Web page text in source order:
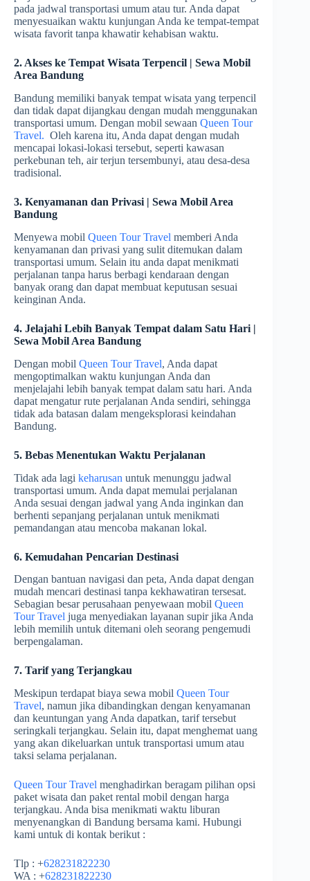
pada jadwal transportasi umum atau tur. Anda dapat
menyesuaikan waktu kunjungan Anda ke tempat-tempat
wisata favorit tanpa khawatir kehabisan waktu.
2. Akses ke Tempat Wisata Terpencil | Sewa Mobil
Area Bandung
Bandung memiliki banyak tempat wisata yang terpencil
dan tidak dapat dijangkau dengan mudah menggunakan
transportasi umum. Dengan mobil sewaan Queen Tour
Travel. Oleh karena itu, Anda dapat dengan mudah
mencapai lokasi-lokasi tersebut, seperti kawasan
perkebunan teh, air terjun tersembunyi, atau desa-desa
tradisional.
3. Kenyamanan dan Privasi | Sewa Mobil Area
Bandung
Menyewa mobil Queen Tour Travel memberi Anda
kenyamanan dan privasi yang sulit ditemukan dalam
transportasi umum. Selain itu anda dapat menikmati
perjalanan tanpa harus berbagi kendaraan dengan
banyak orang dan dapat membuat keputusan sesuai
keinginan Anda.
4. Jelajahi Lebih Banyak Tempat dalam Satu Hari |
Sewa Mobil Area Bandung
Dengan mobil Queen Tour Travel, Anda dapat
mengoptimalkan waktu kunjungan Anda dan
menjelajahi lebih banyak tempat dalam satu hari. Anda
dapat mengatur rute perjalanan Anda sendiri, sehingga
tidak ada batasan dalam mengeksplorasi keindahan
Bandung.
5. Bebas Menentukan Waktu Perjalanan
Tidak ada lagi keharusan untuk menunggu jadwal
transportasi umum. Anda dapat memulai perjalanan
Anda sesuai dengan jadwal yang Anda inginkan dan
berhenti sepanjang perjalanan untuk menikmati
pemandangan atau mencoba makanan lokal.
6. Kemudahan Pencarian Destinasi
Dengan bantuan navigasi dan peta, Anda dapat dengan
mudah mencari destinasi tanpa kekhawatiran tersesat.
Sebagian besar perusahaan penyewaan mobil Queen
Tour Travel juga menyediakan layanan supir jika Anda
lebih memilih untuk ditemani oleh seorang pengemudi
berpengalaman.
7. Tarif yang Terjangkau
Meskipun terdapat biaya sewa mobil Queen Tour
Travel, namun jika dibandingkan dengan kenyamanan
dan keuntungan yang Anda dapatkan, tarif tersebut
seringkali terjangkau. Selain itu, dapat menghemat uang
yang akan dikeluarkan untuk transportasi umum atau
taksi selama perjalanan.
Queen Tour Travel menghadirkan beragam pilihan opsi
paket wisata dan paket rental mobil dengan harga
terjangkau. Anda bisa menikmati waktu liburan
menyenangkan di Bandung bersama kami. Hubungi
kami untuk di kontak berikut :
Tlp : +628231822230
WA : +628231822230